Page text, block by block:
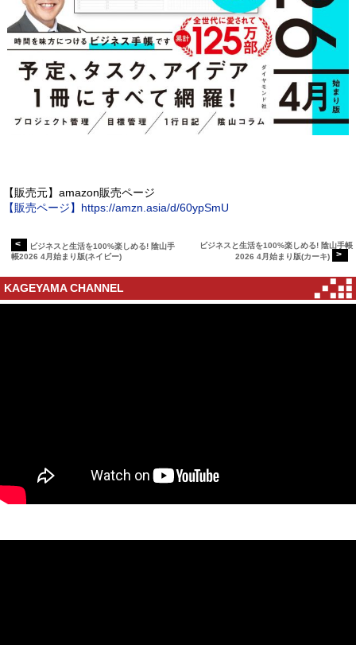
【販売元】amazon販売ページ
【販売ページ】https://amzn.asia/d/60ypSmU
<
ビジネスと生活を100%楽しめる! 陰山手
帳2026 4月始まり版(ネイビー)
ビジネスと生活を100%楽しめる! 陰山手帳
2026 4月始まり版(カーキ)
>
KAGEYAMA CHANNEL